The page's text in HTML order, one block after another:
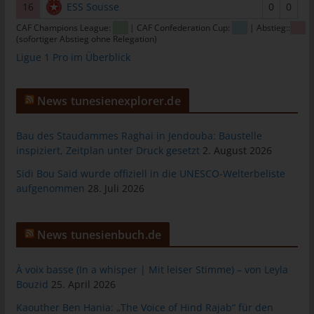
16
ESS Sousse 0 0
CAF Champions League: | CAF Confederation Cup:
| Abstieg::
(sofortiger Abstieg ohne Relegation)
Ligue 1 Pro im Überblick
News tunesienexplorer.de
Bau des Staudammes Raghai in Jendouba: Baustelle
inspiziert, Zeitplan unter Druck gesetzt 2. August 2026
Sidi Bou Said wurde offiziell in die UNESCO-Welterbeliste
aufgenommen 28. Juli 2026
News tunesienbuch.de
À voix basse (In a whisper | Mit leiser Stimme) – von Leyla
Bouzid 25. April 2026
Kaouther Ben Hania: „The Voice of Hind Rajab“ für den
besuchten Internetseiten und Servern, den individuellen
Browser der betroffenen Person von anderen Internetbrowsern,
die andere Cookies enthalten, zu unterscheiden. Ein bestimmter
Internetbrowser kann über die eindeutige Cookie-ID
Durch den Einsatz von Cookies kann den Nutzern dieser
Internetseite nutzerfreundlichere Services bereitstellen, die ohne
die Cookie-Setzung nicht möglich wären.
Mittels eines Cookies können die Informationen und Angebote
auf unserer Internetseite im Sinne des Benutzers optimiert
werden. Cookies ermöglichen uns, wie bereits erwähnt, die
Internetseite zu erleichtern. Der Benutzer einer Internetseite, die
Cookies verwendet, muss beispielsweise nicht bei jedem
Besuch der Internetseite erneut seine Zugangsdaten eingeben,
weil dies von der Internetseite und dem auf dem
Computersystem des Benutzers abgelegten Cookie
übernommen wird. Ein weiteres Beispiel ist das Cookie eines